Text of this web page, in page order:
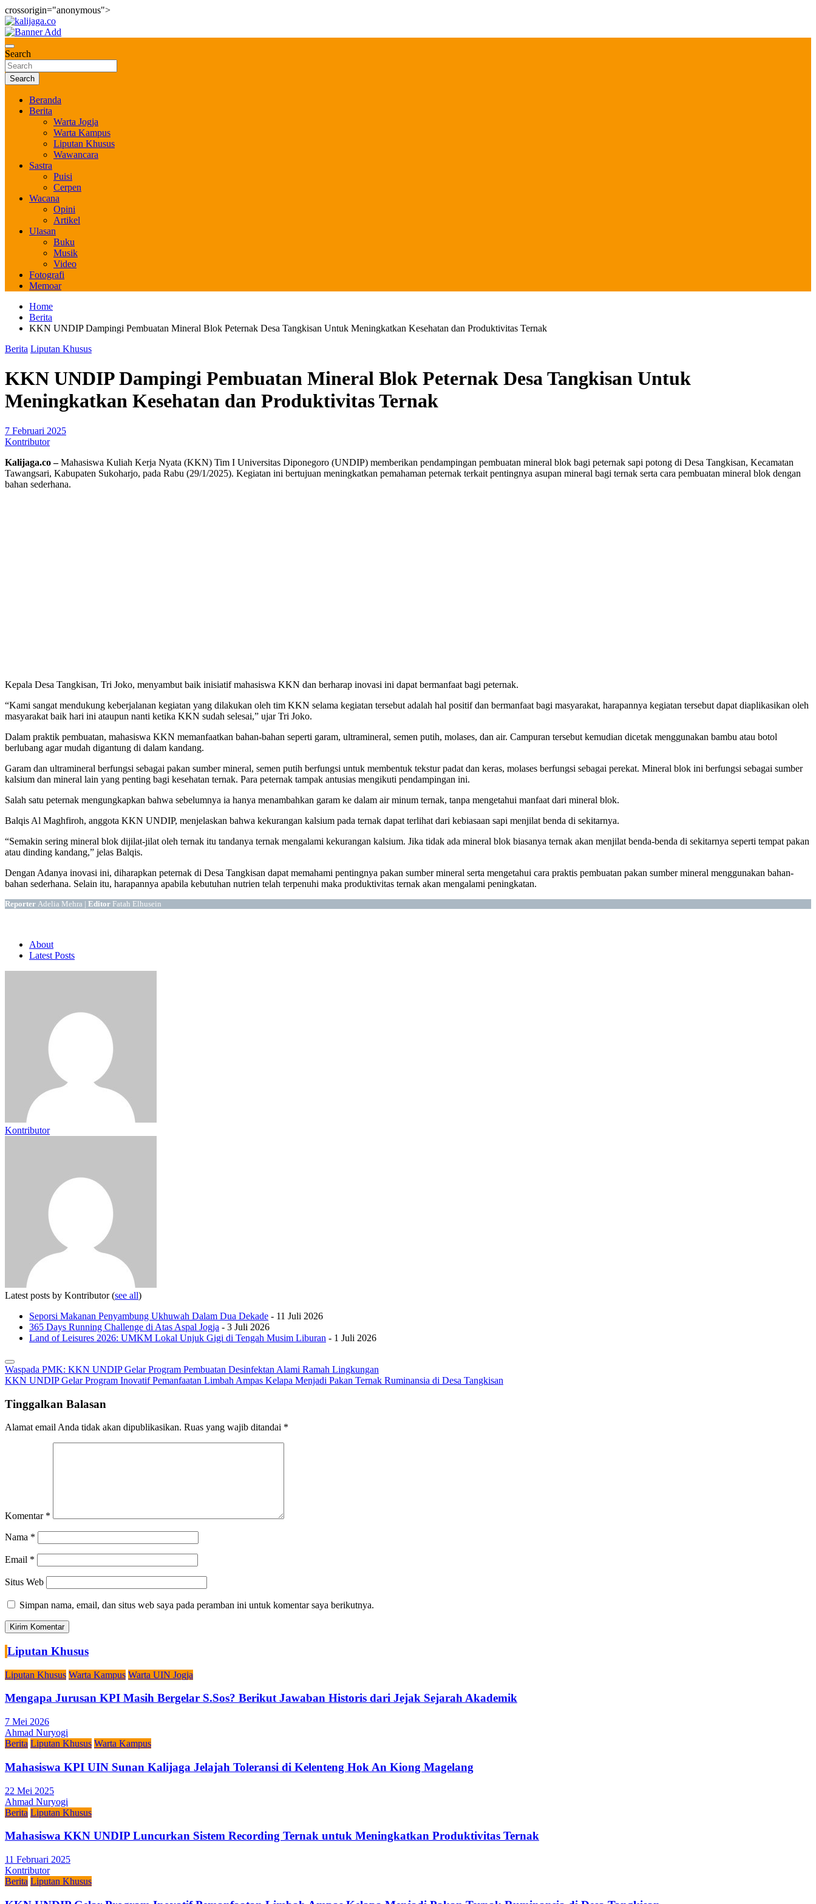
crossorigin="anonymous">
Skip
to
content
kalijaga.co
Search
Search
Beranda
Berita
Warta Jogja
Warta Kampus
Liputan Khusus
Wawancara
Sastra
Puisi
Cerpen
Wacana
Opini
Artikel
Ulasan
Buku
Musik
Video
Fotografi
Memoar
Home
Berita
KKN UNDIP Dampingi Pembuatan Mineral Blok Peternak Desa Tangkisan Untuk Meningkatkan Kesehatan dan Produktivitas Ternak
Berita Liputan Khusus
KKN UNDIP Dampingi Pembuatan Mineral Blok Peternak Desa Tangkisan Untuk
Meningkatkan Kesehatan dan Produktivitas Ternak
7 Februari 2025
Kontributor
Kalijaga.co –Mahasiswa Kuliah Kerja Nyata (KKN) Tim I Universitas Diponegoro (UNDIP) memberikan pendampingan pembuatan mineral blok bagi peternak sapi potong di Desa Tangkisan, Kecamatan
Tawangsari, Kabupaten Sukoharjo, pada Rabu (29/1/2025). Kegiatan ini bertujuan meningkatkan pemahaman peternak terkait pentingnya asupan mineral bagi ternak serta cara pembuatan mineral blok dengan
bahan sederhana.
Kepala Desa Tangkisan, Tri Joko, menyambut baik inisiatif mahasiswa KKN dan berharap inovasi ini dapat bermanfaat bagi peternak.
“Kami sangat mendukung keberjalanan kegiatan yang dilakukan oleh tim KKN selama kegiatan tersebut adalah hal positif dan bermanfaat bagi masyarakat, harapannya kegiatan tersebut dapat diaplikasikan oleh
masyarakat baik hari ini ataupun nanti ketika KKN sudah selesai,” ujar Tri Joko.
Dalam praktik pembuatan, mahasiswa KKN memanfaatkan bahan-bahan seperti garam, ultramineral, semen putih, molases, dan air. Campuran tersebut kemudian dicetak menggunakan bambu atau botol
berlubang agar mudah digantung di dalam kandang.
Garam dan ultramineral berfungsi sebagai pakan sumber mineral, semen putih berfungsi untuk membentuk tekstur padat dan keras, molases berfungsi sebagai perekat. Mineral blok ini berfungsi sebagai sumber
kalsium dan mineral lain yang penting bagi kesehatan ternak. Para peternak tampak antusias mengikuti pendampingan ini.
Salah satu peternak mengungkapkan bahwa sebelumnya ia hanya menambahkan garam ke dalam air minum ternak, tanpa mengetahui manfaat dari mineral blok.
Balqis Al Maghfiroh, anggota KKN UNDIP, menjelaskan bahwa kekurangan kalsium pada ternak dapat terlihat dari kebiasaan sapi menjilat benda di sekitarnya.
“Semakin sering mineral blok dijilat-jilat oleh ternak itu tandanya ternak mengalami kekurangan kalsium. Jika tidak ada mineral blok biasanya ternak akan menjilat benda-benda di sekitarnya seperti tempat pakan
atau dinding kandang,” jelas Balqis.
Dengan Adanya inovasi ini, diharapkan peternak di Desa Tangkisan dapat memahami pentingnya pakan sumber mineral serta mengetahui cara praktis pembuatan pakan sumber mineral menggunakan bahan-
bahan sederhana. Selain itu, harapannya apabila kebutuhan nutrien telah terpenuhi maka produktivitas ternak akan mengalami peningkatan.
Reporter Adelia Mehra | Editor Fatah Elhusein
About
Latest Posts
Kontributor
Latest posts by Kontributor(see all)
Seporsi Makanan Penyambung Ukhuwah Dalam Dua Dekade - 11 Juli 2026
365 Days Running Challenge di Atas Aspal Jogja - 3 Juli 2026
Land of Leisures 2026: UMKM Lokal Unjuk Gigi di Tengah Musim Liburan - 1 Juli 2026
Navigasi
pos
Waspada PMK: KKN UNDIP Gelar Program Pembuatan Desinfektan Alami Ramah Lingkungan
KKN UNDIP Gelar Program Inovatif Pemanfaatan Limbah Ampas Kelapa Menjadi Pakan Ternak Ruminansia di Desa Tangkisan
Tinggalkan Balasan
Alamat email Anda tidak akan dipublikasikan. Ruas yang wajib ditandai *
Komentar *
Nama *
Email *
Situs Web
Simpan nama, email, dan situs web saya pada peramban ini untuk komentar saya berikutnya.
Liputan Khusus
Liputan Khusus Warta Kampus Warta UIN Jogja
Mengapa Jurusan KPI Masih Bergelar S.Sos? Berikut Jawaban Historis dari Jejak Sejarah Akademik
7 Mei 2026
Ahmad Nuryogi
Berita Liputan Khusus Warta Kampus
Mahasiswa KPI UIN Sunan Kalijaga Jelajah Toleransi di Kelenteng Hok An Kiong Magelang
22 Mei 2025
Ahmad Nuryogi
Berita Liputan Khusus
Mahasiswa KKN UNDIP Luncurkan Sistem Recording Ternak untuk Meningkatkan Produktivitas Ternak
11 Februari 2025
Kontributor
Berita Liputan Khusus